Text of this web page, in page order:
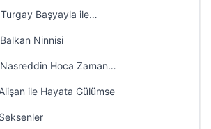
Başyayla ile…
Ninnisi
Hoca Zaman…
ile Hayata Gülümse